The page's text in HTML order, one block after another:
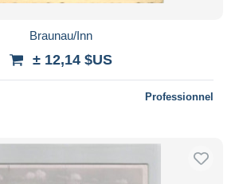
Braunau/Inn
± 12,14 $US
Professionnel